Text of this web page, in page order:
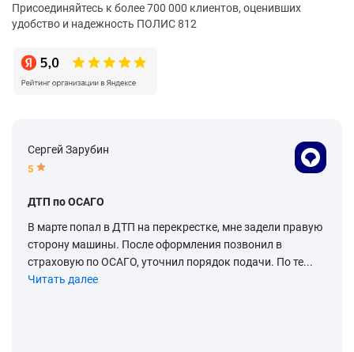
Присоединяйтесь к более 700 000 клиентов, оценивших
удобство и надежность ПОЛИС 812
Сергей Зарубин
5
ДТП по ОСАГО
В марте попал в ДТП на перекрестке, мне задели правую
сторону машины. После оформления позвонил в
страховую по ОСАГО, уточнил порядок подачи. По те...
Читать далее